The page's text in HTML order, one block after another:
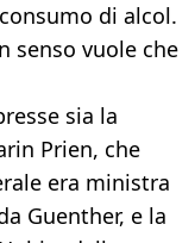
di alcol.
senso vuole che
sia la
Prien, che
era ministra
Guenther, e la